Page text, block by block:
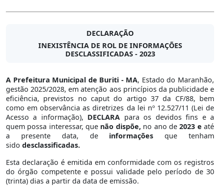
DECLARAÇÃO
INEXISTÊNCIA DE ROL DE INFORMAÇÕES
DESCLASSIFICADAS - 2023
A Prefeitura Municipal de Buriti - MA, Estado do Maranhão,
gestão 2025/2028, em atenção aos princípios da publicidade e
eficiência, previstos no caput do artigo 37 da CF/88, bem
como em observância as diretrizes da lei nº 12.527/11 (Lei de
Acesso a informação), DECLARA para os devidos fins e a
quem possa interessar, que não dispõe,no ano de2023 eaté
a presente data, de informações que tenham
sido desclassificadas.
Esta declaração é emitida em conformidade com os registros
do órgão competente e possui validade pelo período de 30
(trinta) dias a partir da data de emissão.